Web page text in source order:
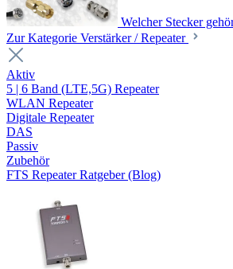
Welcher Stecker
Zur Kategorie Verstärker / Repeater
Aktiv
5 | 6 Band (LTE,5G) Repeater
WLAN Repeater
Digitale Repeater
DAS
Passiv
Zubehör
FTS Repeater Ratgeber (Blog)